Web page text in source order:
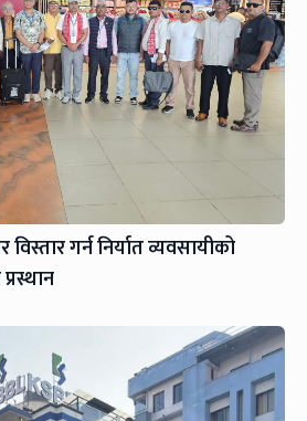
गर्न निर्यात व्यवसायीको